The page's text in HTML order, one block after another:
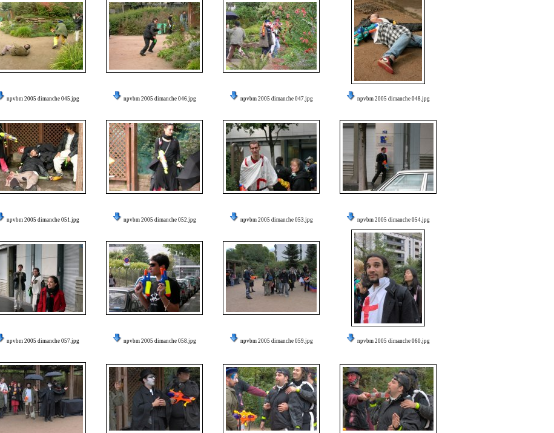
npvbm 2005 dimanche 045.jpg npvbm 2005 dimanche 046.jpg npvbm 2005 dimanche 047.jpg npvbm 2005 dimanche 048.jpg
npvbm 2005 dimanche 051.jpg npvbm 2005 dimanche 052.jpg npvbm 2005 dimanche 053.jpg npvbm 2005 dimanche 054.jpg
npvbm 2005 dimanche 057.jpg npvbm 2005 dimanche 058.jpg npvbm 2005 dimanche 059.jpg npvbm 2005 dimanche 060.jpg